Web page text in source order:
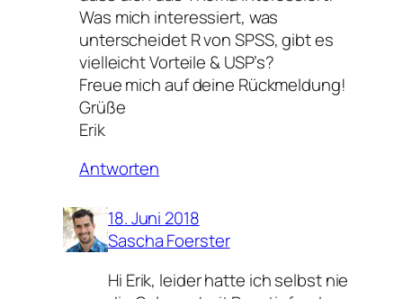
Was mich interessiert, was
unterscheidet R von SPSS, gibt es
vielleicht Vorteile & USP’s?
Freue mich auf deine Rückmeldung!
Grüße
Erik
Antworten
18. Juni 2018
Sascha Foerster
Hi Erik, leider hatte ich selbst nie